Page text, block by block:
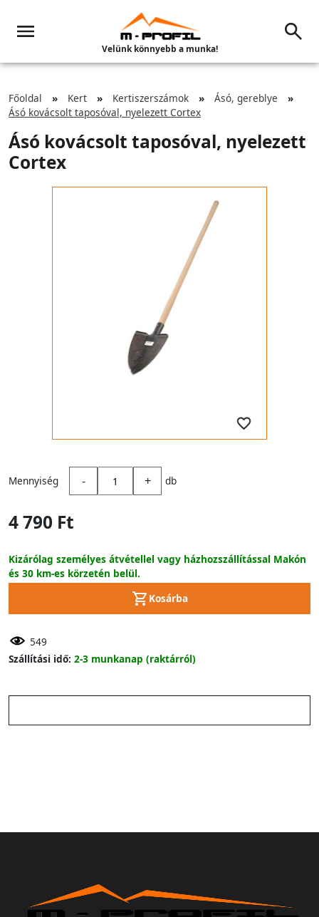
Velünk könnyebb a munka!
Főoldal Kert Kertiszerszámok
Ásó, gereblye
Ásó kovácsolt taposóval, nyelezett Cortex
Ásó kovácsolt taposóval, nyelezett
Cortex
Mennyiség - + db
4 790 Ft
Kizárólag személyes átvétellel vagy házhozszállítással Makón
és 30 km-es körzetén belül.
Kosárba
549
Szállítási idő: 2-3 munkanap (raktárról)